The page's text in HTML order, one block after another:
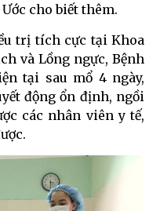
cho biết thêm.
trị tích cực tại Khoa
và Lồng ngực, Bệnh
tại sau mổ 4 ngày,
động ổn định, ngồi
các nhân viên y tế,